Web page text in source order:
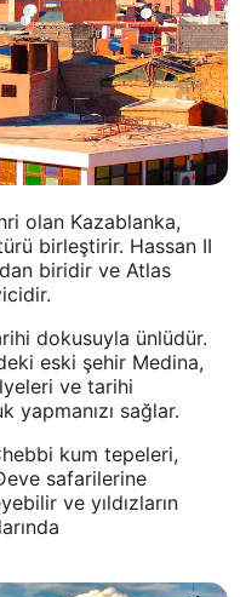
olan Kazablanka,
birleştirir. Hassan II
biridir ve Atlas
dokusuyla ünlüdür.
eski şehir Medina,
ve tarihi
yapmanızı sağlar.
kum tepeleri,
safarilerine
ve yıldızların